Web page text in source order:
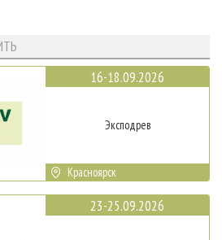
16-18.09.2026
Эксподрев
Красноярск
23-25.09.2026